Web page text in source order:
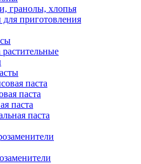
гранолы, хлопья
приготовления
паста
паста
паста
паста